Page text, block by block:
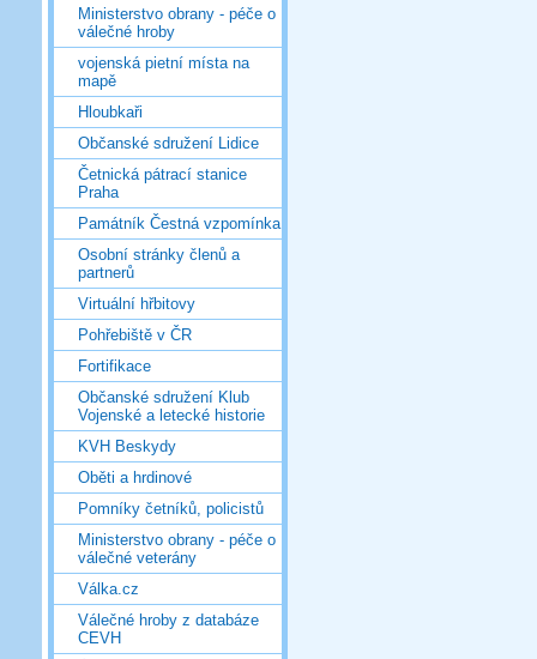
Ministerstvo obrany - péče o
válečné hroby
vojenská pietní místa na
mapě
Hloubkaři
Občanské sdružení Lidice
Četnická pátrací stanice
Praha
Památník Čestná vzpomínka
Osobní stránky členů a
partnerů
Virtuální hřbitovy
Pohřebiště v ČR
Fortifikace
Občanské sdružení Klub
Vojenské a letecké historie
KVH Beskydy
Oběti a hrdinové
Pomníky četníků, policistů
Ministerstvo obrany - péče o
válečné veterány
Válka.cz
Válečné hroby z databáze
CEVH